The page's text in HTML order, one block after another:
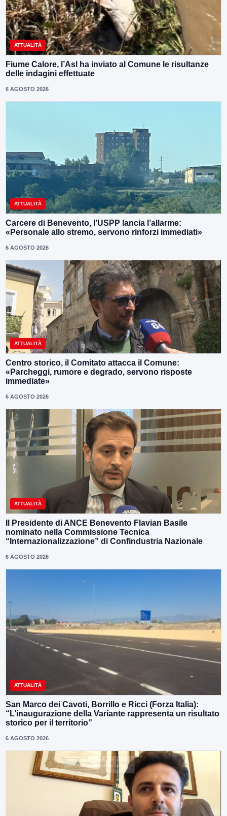
ATTUALITÀ
Fiume Calore, l’Asl ha inviato al Comune le risultanze
delle indagini effettuate
6 AGOSTO 2026
ATTUALITÀ
Carcere di Benevento, l’USPP lancia l’allarme:
«Personale allo stremo, servono rinforzi immediati»
6 AGOSTO 2026
ATTUALITÀ
Centro storico, il Comitato attacca il Comune:
«Parcheggi, rumore e degrado, servono risposte
immediate»
6 AGOSTO 2026
ATTUALITÀ
Il Presidente di ANCE Benevento Flavian Basile
nominato nella Commissione Tecnica
“Internazionalizzazione” di Confindustria Nazionale
6 AGOSTO 2026
ATTUALITÀ
San Marco dei Cavoti, Borrillo e Ricci (Forza Italia):
“L’inaugurazione della Variante rappresenta un risultato
storico per il territorio”
6 AGOSTO 2026